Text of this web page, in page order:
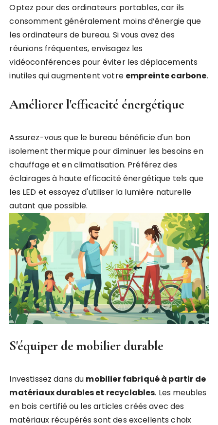
Optez pour des ordinateurs portables, car ils
consomment généralement moins d’énergie que
les ordinateurs de bureau. Si vous avez des
réunions fréquentes, envisagez les
vidéoconférences pour éviter les déplacements
inutiles qui augmentent votre empreinte carbone.
Améliorer l'efficacité énergétique
Assurez-vous que le bureau bénéficie d'un bon
isolement thermique pour diminuer les besoins en
chauffage et en climatisation. Préférez des
éclairages à haute efficacité énergétique tels que
les LED et essayez d'utiliser la lumière naturelle
autant que possible.
S'équiper de mobilier durable
Investissez dans du mobilier fabriqué à partir de
matériaux durables et recyclables. Les meubles
en bois certifié ou les articles créés avec des
matériaux récupérés sont des excellents choix